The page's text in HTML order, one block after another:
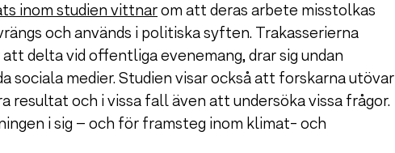
inom studien vittnarom att deras arbete misstolkas
och används i politiska syften. Trakasserierna
delta vid offentliga evenemang, drar sig undan
sociala medier. Studien visar också att forskarna utövar
resultat och i vissa fall även att undersöka vissa frågor.
i sig – och för framsteg inom klimat- och